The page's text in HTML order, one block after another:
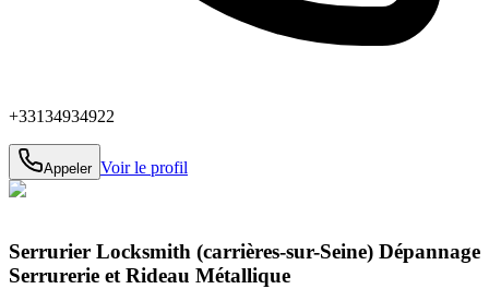
+33134934922
Appeler Voir le profil
Serrurier Locksmith (carrières-sur-Seine) Dépannage
Serrurerie et Rideau Métallique